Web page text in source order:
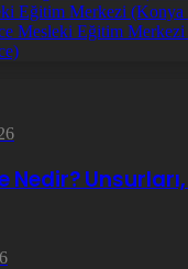
Eğitim Merkezi (Konya
Mesleki Eğitim Merkezi
Nedir?